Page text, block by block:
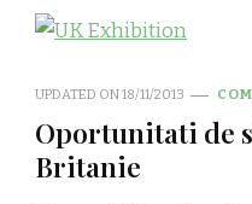
UPDATED ON18/11/2013
Oportunitati de
Britanie